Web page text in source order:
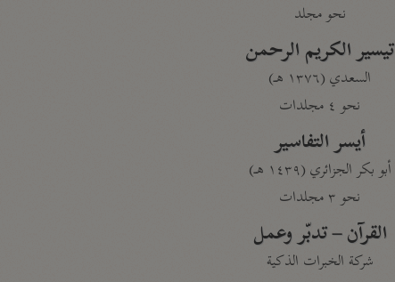
نحو مجلد
تيسير الكريم الرحمن
السعدي (١٣٧٦ هـ)
نحو ٤ مجلدات
أيسر التفاسير
أبو بكر الجزائري (١٤٣٩ هـ)
نحو ٣ مجلدات
القرآن – تدبّر وعمل
شركة الخبرات الذكية